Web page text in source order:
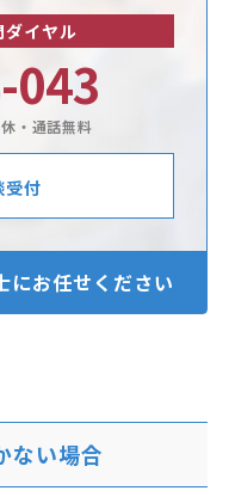
ダイヤル
043
・通話無料
受付
にお任せください
ない場合